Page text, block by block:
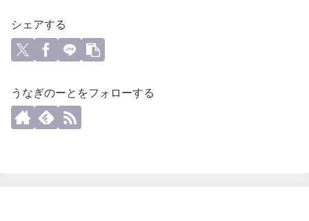
シェアする
うなぎのーとをフォローする